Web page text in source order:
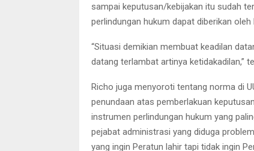
sampai keputusan/kebijakan itu sudah
perlindungan hukum dapat diberikan oleh
“Situasi demikian membuat keadilan
datang terlambat artinya ketidakadilan,”
Richo juga menyoroti tentang norma di
penundaan atas pemberlakuan
instrumen perlindungan hukum yang
pejabat administrasi yang diduga
yang ingin Peratun lahir tapi tidak ingin